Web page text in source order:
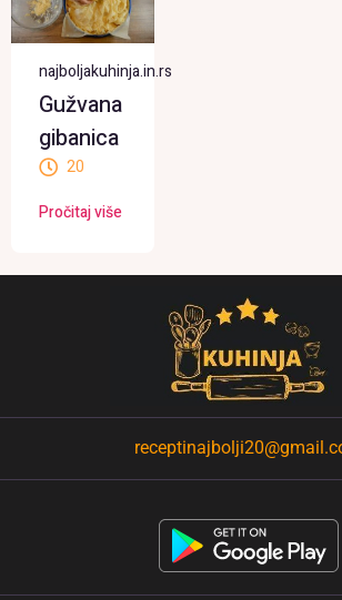
najboljakuhinja.in.rs
Gužvana
gibanica
20
Pročitaj više